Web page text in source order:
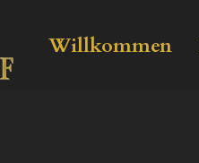
Willkommen